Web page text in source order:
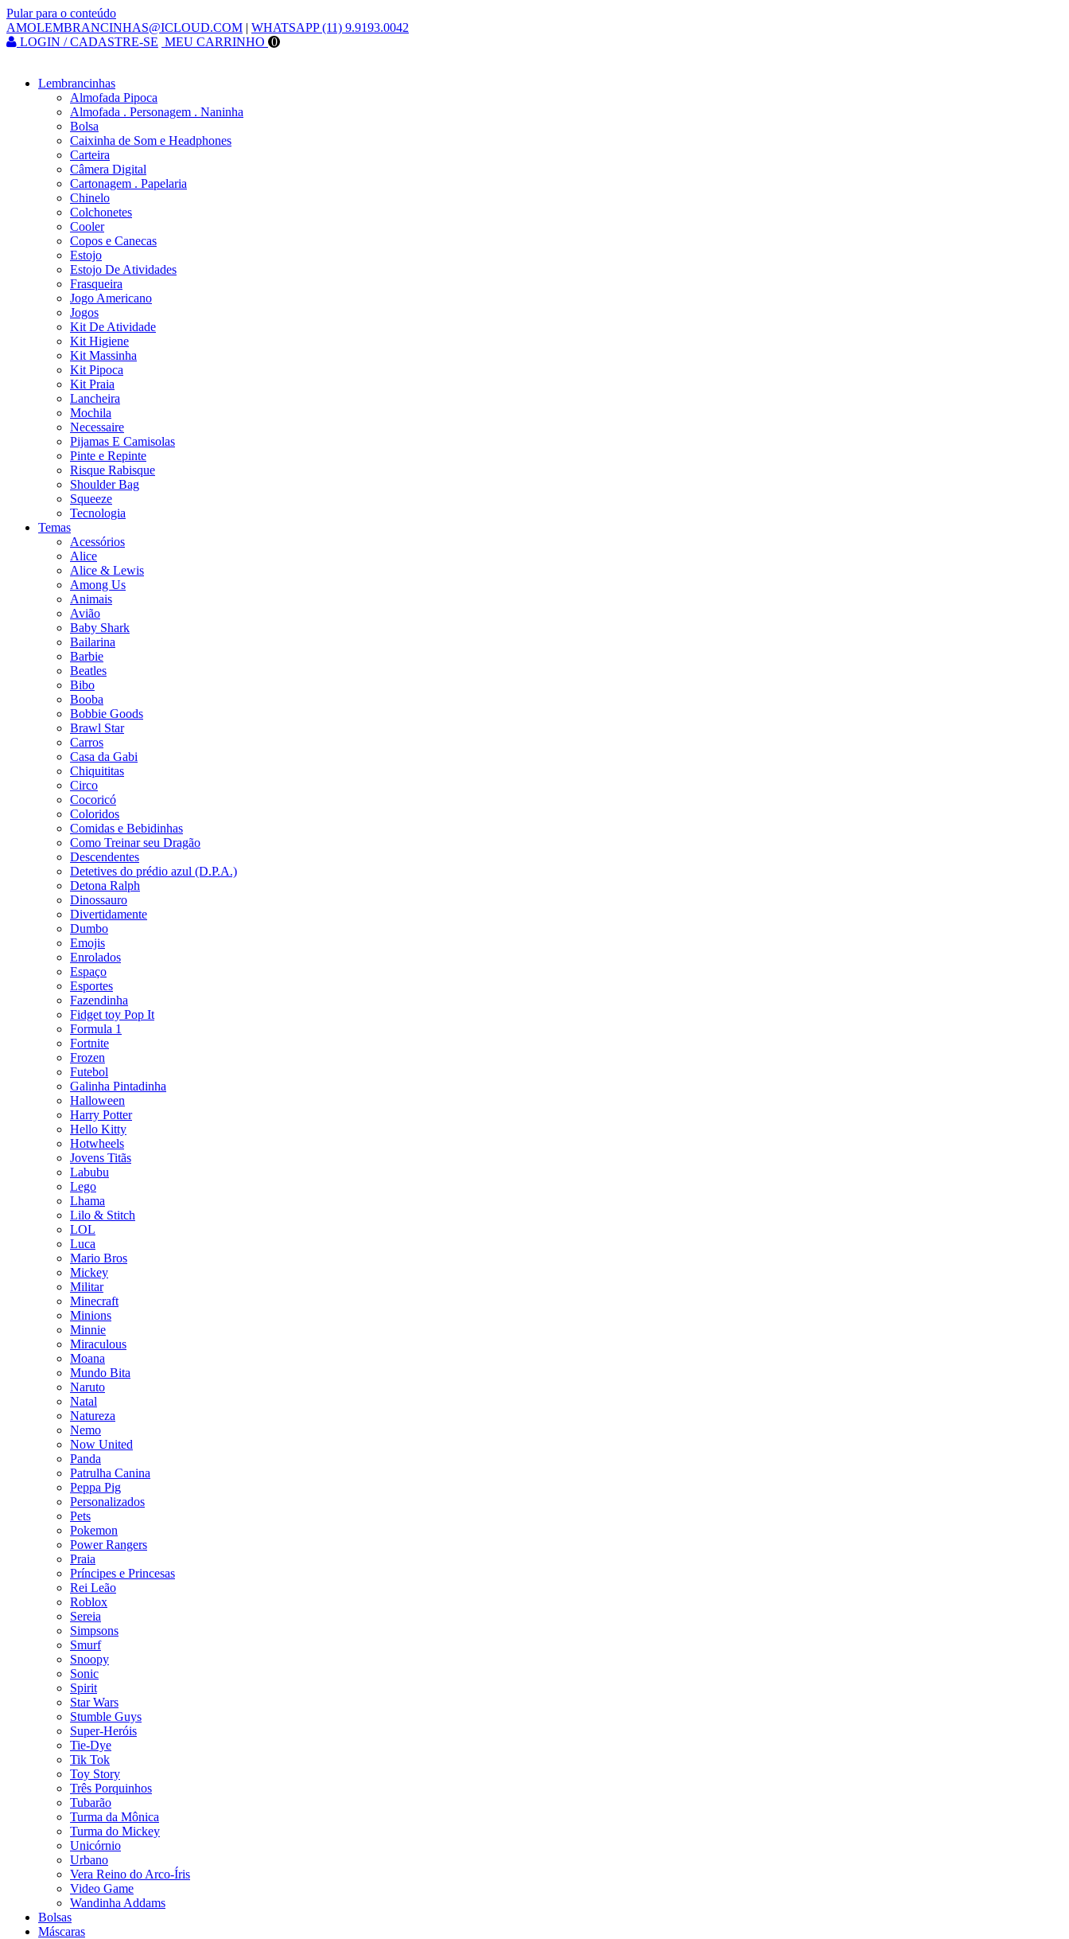
Pular para o conteúdo
AMOLEMBRANCINHAS@ICLOUD.COM | WHATSAPP (11) 9.9193.0042
LOGIN / CADASTRE-SE MEU CARRINHO 0
Lembrancinhas
Almofada Pipoca
Almofada . Personagem . Naninha
Bolsa
Caixinha de Som e Headphones
Carteira
Câmera Digital
Cartonagem . Papelaria
Chinelo
Colchonetes
Cooler
Copos e Canecas
Estojo
Estojo De Atividades
Frasqueira
Jogo Americano
Jogos
Kit De Atividade
Kit Higiene
Kit Massinha
Kit Pipoca
Kit Praia
Lancheira
Mochila
Necessaire
Pijamas E Camisolas
Pinte e Repinte
Risque Rabisque
Shoulder Bag
Squeeze
Tecnologia
Temas
Acessórios
Alice
Alice & Lewis
Among Us
Animais
Avião
Baby Shark
Bailarina
Barbie
Beatles
Bibo
Booba
Bobbie Goods
Brawl Star
Carros
Casa da Gabi
Chiquititas
Circo
Cocoricó
Coloridos
Comidas e Bebidinhas
Como Treinar seu Dragão
Descendentes
Detetives do prédio azul (D.P.A.)
Detona Ralph
Dinossauro
Divertidamente
Dumbo
Emojis
Enrolados
Espaço
Esportes
Fazendinha
Fidget toy Pop It
Formula 1
Fortnite
Frozen
Futebol
Galinha Pintadinha
Halloween
Harry Potter
Hello Kitty
Hotwheels
Jovens Titãs
Labubu
Lego
Lhama
Lilo & Stitch
LOL
Luca
Mario Bros
Mickey
Militar
Minecraft
Minions
Minnie
Miraculous
Moana
Mundo Bita
Naruto
Natal
Natureza
Nemo
Now United
Panda
Patrulha Canina
Peppa Pig
Personalizados
Pets
Pokemon
Power Rangers
Praia
Príncipes e Princesas
Rei Leão
Roblox
Sereia
Simpsons
Smurf
Snoopy
Sonic
Spirit
Star Wars
Stumble Guys
Super-Heróis
Tie-Dye
Tik Tok
Toy Story
Três Porquinhos
Tubarão
Turma da Mônica
Turma do Mickey
Unicórnio
Urbano
Vera Reino do Arco-Íris
Video Game
Wandinha Addams
Bolsas
Máscaras